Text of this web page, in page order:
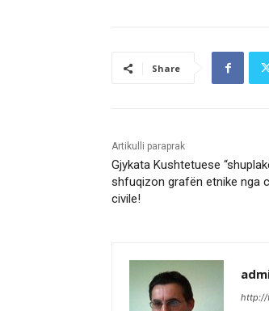
Share
Artikulli paraprak
Gjykata Kushtetuese
shfuqizon grafën etnike nga
civile!
http://